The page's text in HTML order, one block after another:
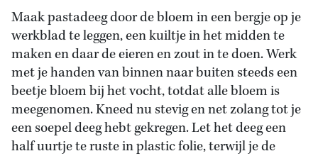
Maak pastadeeg door de bloem in een bergje op je
werkblad te leggen, een kuiltje in het midden te
maken en daar de eieren en zout in te doen. Werk
met je handen van binnen naar buiten steeds een
beetje bloem bij het vocht, totdat alle bloem is
meegenomen. Kneed nu stevig en net zolang tot je
een soepel deeg hebt gekregen. Let het deeg een
half uurtje te ruste in plastic folie, terwijl je de